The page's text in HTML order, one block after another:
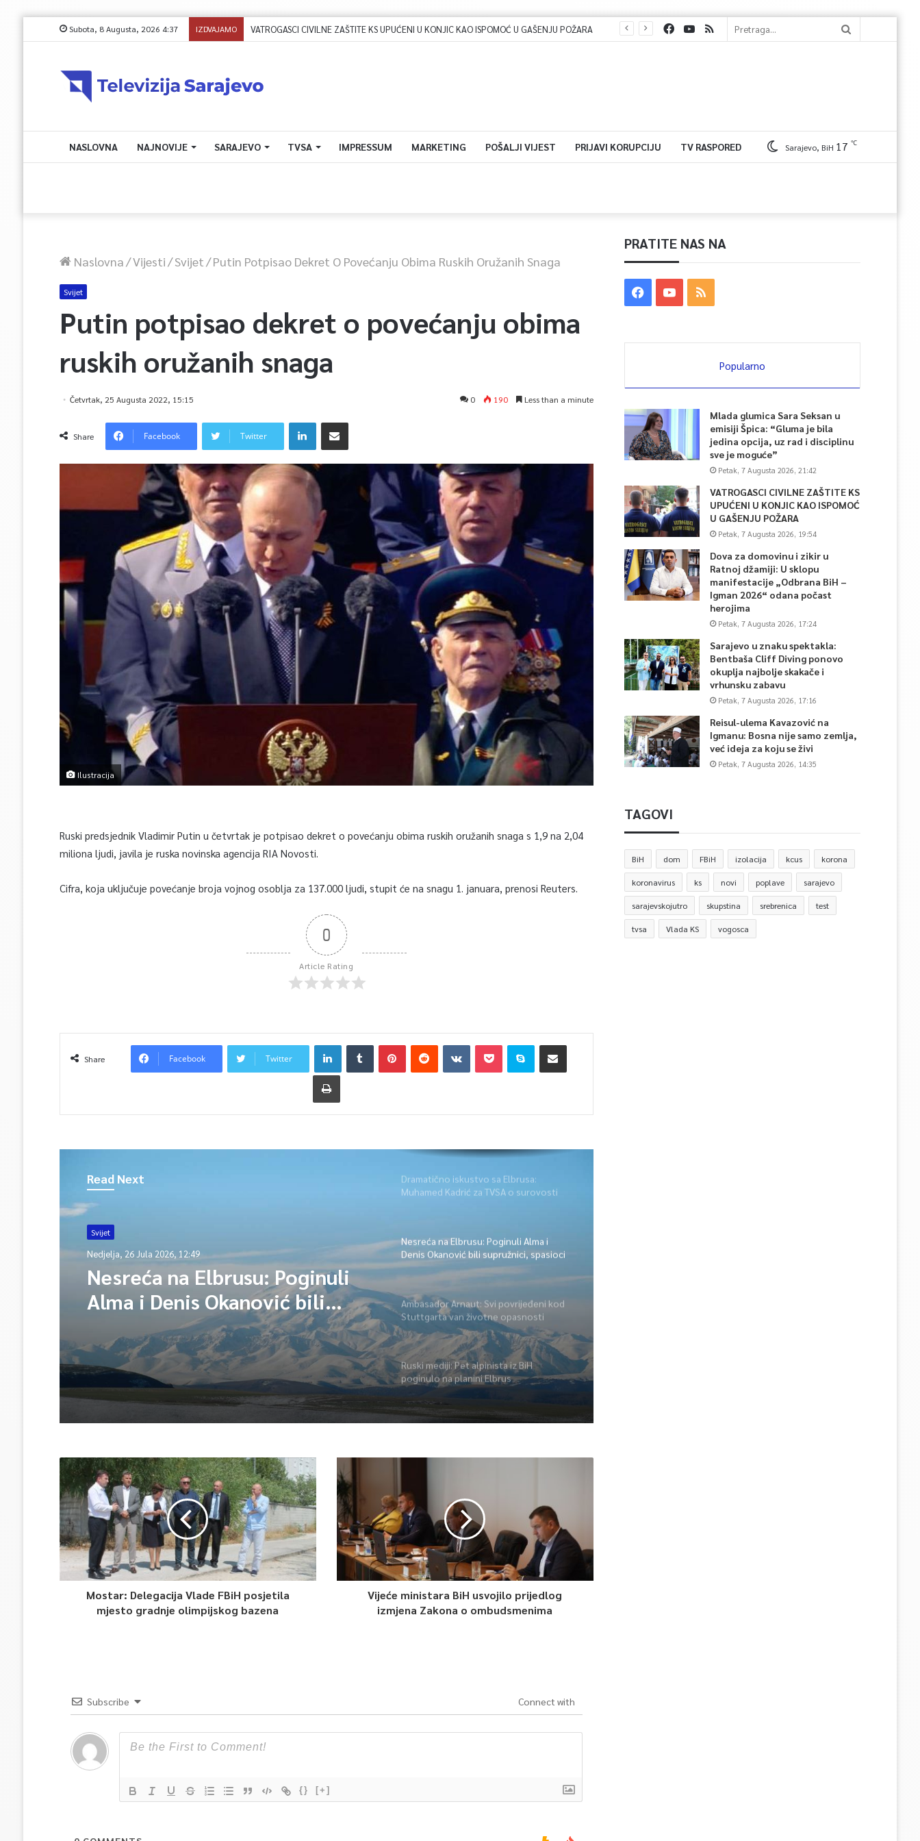
Subota, 8 Augusta, 2026 4:37 IZDVAJAMO VATROGASCI CIVILNE ZAŠTITE KS UPUĆENI U KONJIC KAO ISPOMOĆ U GAŠENJU POŽARA
NASLOVNA NAJNOVIJE SARAJEVO TVSA IMPRESSUM MARKETING POŠALJI VIJEST PRIJAVI KORUPCIJU TV RASPORED Sarajevo, BiH 17 ℃
Naslovna/Vijesti/Svijet/Putin Potpisao Dekret O Povećanju Obima Ruskih Oružanih Snaga
Svijet
Putin potpisao dekret o povećanju obima
ruskih oružanih snaga
Četvrtak, 25 Augusta 2022, 15:15 0 190 Less than a minute
Share Facebook Twitter
Ilustracija
Ruski predsjednik Vladimir Putin u četvrtak je potpisao dekret o povećanju obima ruskih oružanih snaga s 1,9 na 2,04
miliona ljudi, javila je ruska novinska agencija RIA Novosti.
Cifra, koja uključuje povećanje broja vojnog osoblja za 137.000 ljudi, stupit će na snagu 1. januara, prenosi Reuters.
0
Article Rating
Share Facebook Twitter
Read Next
Svijet
Nedjelja, 26 Jula 2026, 12:49
Nesreća na Elbrusu: Poginuli
Alma i Denis Okanović bili
supružnici, spasioci traže još
jedno tijelo
Dramatično iskustvo sa Elbrusa:
Muhamed Kadrić za TVSA o surovosti
Nesreća na Elbrusu: Poginuli Alma i
Denis Okanović bili supružnici, spasioci
traže još jedno tijelo
Ambasador Arnaut: Svi povrijeđeni kod
Stuttgarta van životne opasnosti
Ruski mediji: Pet alpinista iz BiH
poginulo na planini Elbrus
Mostar: Delegacija Vlade FBiH posjetila
mjesto gradnje olimpijskog bazena
Vijeće ministara BiH usvojilo prijedlog
izmjena Zakona o ombudsmenima
Subscribe Connect with
{} [+]
PRATITE NAS NA
Popularno
Mlada glumica Sara Seksan u
emisiji Špica: “Gluma je bila
jedina opcija, uz rad i disciplinu
sve je moguće”
Petak, 7 Augusta 2026, 21:42
VATROGASCI CIVILNE ZAŠTITE KS
UPUĆENI U KONJIC KAO ISPOMOĆ
U GAŠENJU POŽARA
Petak, 7 Augusta 2026, 19:54
Dova za domovinu i zikir u
Ratnoj džamiji: U sklopu
manifestacije „Odbrana BiH –
Igman 2026“ odana počast
herojima
Petak, 7 Augusta 2026, 17:24
Sarajevo u znaku spektakla:
Bentbaša Cliff Diving ponovo
okuplja najbolje skakače i
vrhunsku zabavu
Petak, 7 Augusta 2026, 17:16
Reisul-ulema Kavazović na
Igmanu: Bosna nije samo zemlja,
već ideja za koju se živi
Petak, 7 Augusta 2026, 14:35
TAGOVI
BiH dom FBiH izolacija kcus korona
koronavirus ks novi poplave sarajevo
sarajevskojutro skupstina srebrenica test
tvsa Vlada KS vogosca